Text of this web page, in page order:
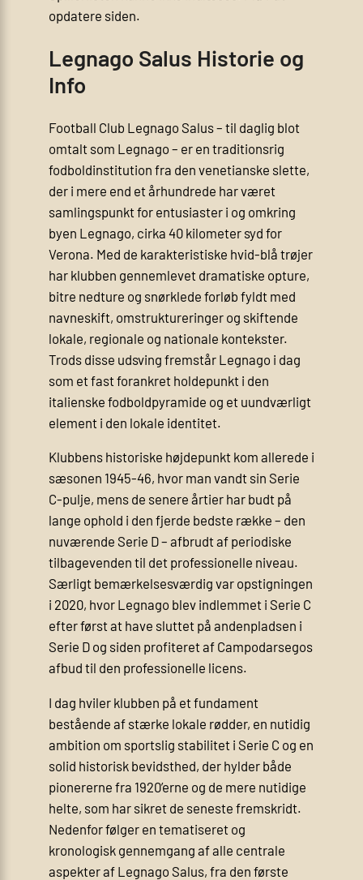
opdatere siden.
Legnago Salus Historie og
Info
Football Club Legnago Salus – til daglig blot
omtalt som Legnago – er en traditionsrig
fodboldinstitution fra den venetianske slette,
der i mere end et århundrede har været
samlingspunkt for entusiaster i og omkring
byen Legnago, cirka 40 kilometer syd for
Verona. Med de karakteristiske hvid-blå trøjer
har klubben gennemlevet dramatiske opture,
bitre nedture og snørklede forløb fyldt med
navneskift, omstruktureringer og skiftende
lokale, regionale og nationale kontekster.
Trods disse udsving fremstår Legnago i dag
som et fast forankret holdepunkt i den
italienske fodboldpyramide og et uundværligt
element i den lokale identitet.
Klubbens historiske højdepunkt kom allerede i
sæsonen 1945-46, hvor man vandt sin Serie
C-pulje, mens de senere årtier har budt på
lange ophold i den fjerde bedste række – den
nuværende Serie D – afbrudt af periodiske
tilbagevenden til det professionelle niveau.
Særligt bemærkelsesværdig var opstigningen
i 2020, hvor Legnago blev indlemmet i Serie C
efter først at have sluttet på andenpladsen i
Serie D og siden profiteret af Campodarsegos
afbud til den professionelle licens.
I dag hviler klubben på et fundament
bestående af stærke lokale rødder, en nutidig
ambition om sportslig stabilitet i Serie C og en
solid historisk bevidsthed, der hylder både
pionererne fra 1920’erne og de mere nutidige
helte, som har sikret de seneste fremskridt.
Nedenfor følger en tematiseret og
kronologisk gennemgang af alle centrale
aspekter af Legnago Salus, fra den første